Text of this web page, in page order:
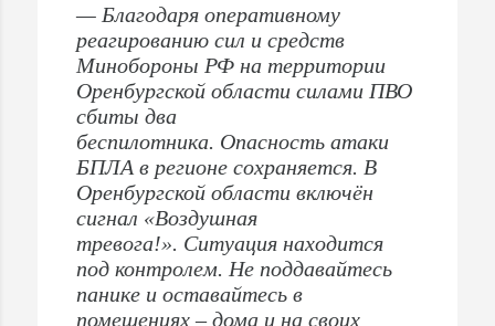
— Благодаря оперативному
реагированию сил и средств
Минобороны РФ на территории
Оренбургской области силами ПВО
сбиты два
беспилотника. Опасность атаки
БПЛА в регионе сохраняется. В
Оренбургской области включён
сигнал «Воздушная
тревога!». Ситуация находится
под контролем. Не поддавайтесь
панике и оставайтесь в
помещениях – дома и на своих